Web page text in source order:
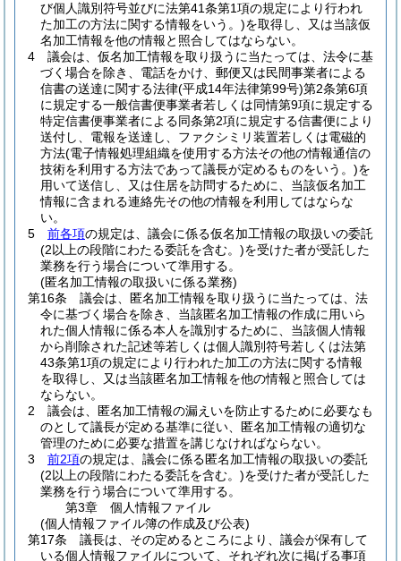
び個人識別符号並びに法第41条第1項の規定により行われ
た加工の方法に関する情報をいう。)を取得し、又は当該仮
名加工情報を他の情報と照合してはならない。
4
議会は、仮名加工情報を取り扱うに当たっては、法令に基
づく場合を除き、電話をかけ、郵便又は民間事業者による
信書の送達に関する法律(平成14年法律第99号)第2条第6項
に規定する一般信書便事業者若しくは同情第9項に規定する
特定信書便事業者による同条第2項に規定する信書便により
送付し、電報を送達し、ファクシミリ装置若しくは電磁的
方法(電子情報処理組織を使用する方法その他の情報通信の
技術を利用する方法であって議長が定めるものをいう。)を
用いて送信し、又は住居を訪問するために、当該仮名加工
情報に含まれる連絡先その他の情報を利用してはならな
い。
5
前各項の規定は、議会に係る仮名加工情報の取扱いの委託
(2以上の段階にわたる委託を含む。)を受けた者が受託した
業務を行う場合について準用する。
(匿名加工情報の取扱いに係る業務)
第16条
議会は、匿名加工情報を取り扱うに当たっては、法
令に基づく場合を除き、当該匿名加工情報の作成に用いら
れた個人情報に係る本人を識別するために、当該個人情報
から削除された記述等若しくは個人識別符号若しくは法第
43条第1項の規定により行われた加工の方法に関する情報
を取得し、又は当該匿名加工情報を他の情報と照合しては
ならない。
2
議会は、匿名加工情報の漏えいを防止するために必要なも
のとして議長が定める基準に従い、匿名加工情報の適切な
管理のために必要な措置を講じなければならない。
3
前2項の規定は、議会に係る匿名加工情報の取扱いの委託
(2以上の段階にわたる委託を含む。)を受けた者が受託した
業務を行う場合について準用する。
第3章
個人情報ファイル
(個人情報ファイル簿の作成及び公表)
第17条
議長は、その定めるところにより、議会が保有して
いる個人情報ファイルについて、それぞれ次に掲げる事項